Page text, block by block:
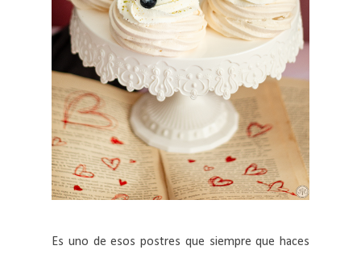
Es uno de esos postres que siempre que haces